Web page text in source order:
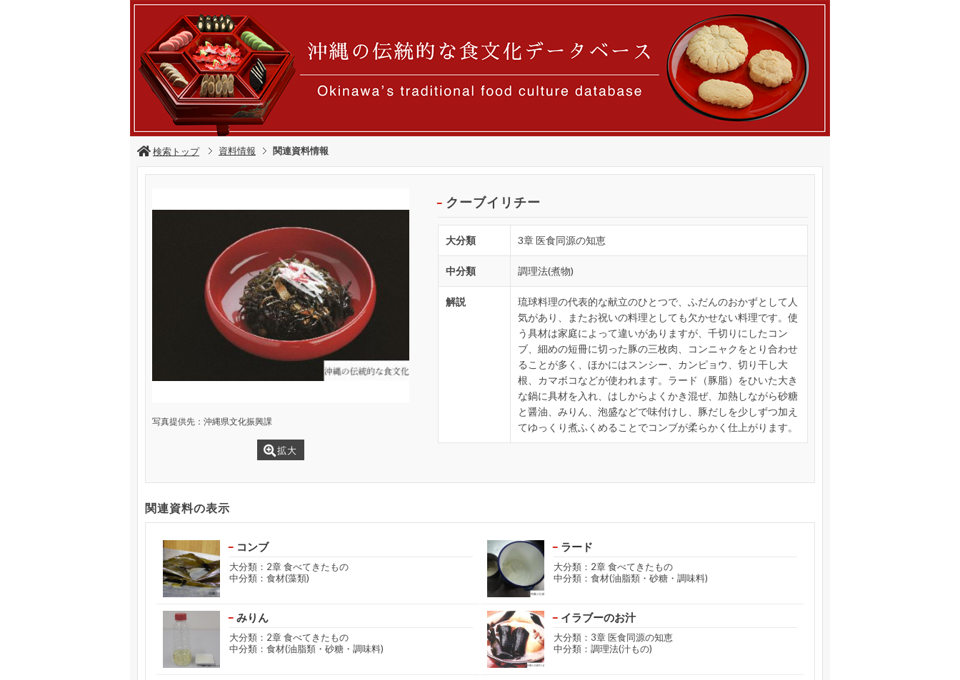
検索トップ 資料情報 関連資料情報
写真提供先：沖縄県文化振興課
拡大
クーブイリチー
大分類 3章 医食同源の知恵
中分類 調理法(煮物)
解説
琉球料理の代表的な献立のひとつで、ふだんのおかずとして人
気があり、またお祝いの料理としても欠かせない料理です。使
う具材は家庭によって違いがありますが、千切りにしたコン
ブ、細めの短冊に切った豚の三枚肉、コンニャクをとり合わせ
ることが多く、ほかにはスンシー、カンピョウ、切り干し大
根、カマボコなどが使われます。ラード（豚脂）をひいた大き
な鍋に具材を入れ、はしからよくかき混ぜ、加熱しながら砂糖
と醤油、みりん、泡盛などで味付けし、豚だしを少しずつ加え
てゆっくり煮ふくめることでコンブが柔らかく仕上がります。
関連資料の表示
コンブ
大分類：2章 食べてきたもの
中分類：食材(藻類)
ラード
大分類：2章 食べてきたもの
中分類：食材(油脂類・砂糖・調味料)
みりん
大分類：2章 食べてきたもの
中分類：食材(油脂類・砂糖・調味料)
イラブーのお汁
大分類：3章 医食同源の知恵
中分類：調理法(汁もの)